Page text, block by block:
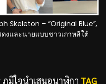
Skeleton – “Original Blue”,
งและนายแบบชาวเกาหลีใต้
ภูมิใจนำเสนอนาฬิกา TAG